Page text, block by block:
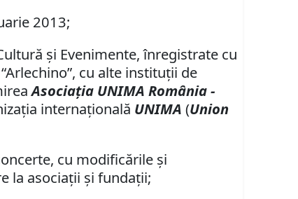
2013;
şi Evenimente, înregistrate cu
cu alte instituţii de
Asociaţia UNIMA România -
internaţională UNIMA(Union
cu modificările şi
la asociaţii şi fundaţii;